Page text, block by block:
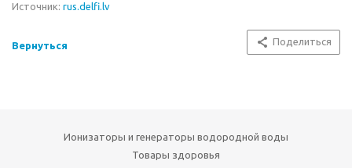
Источник: rus.delfi.lv
Вернуться Поделиться
Ионизаторы и генераторы водородной воды
Товары здоровья